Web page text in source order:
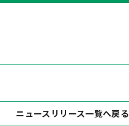
ニュースリリース一覧へ戻る